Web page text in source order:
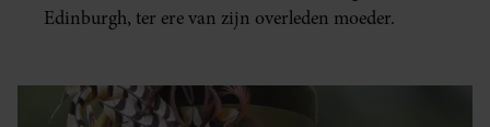
Edinburgh, ter ere van zijn overleden moeder.